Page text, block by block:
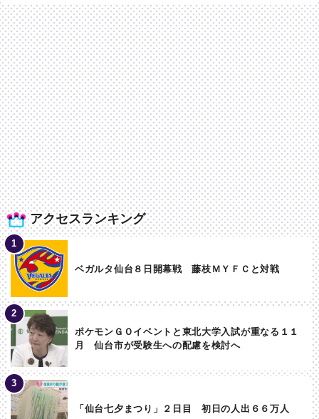
アクセスランキング
ベガルタ仙台８日開幕戦 藤枝ＭＹＦＣと対戦
ポケモンＧＯイベントと東北大学入試が重なる１１
月 仙台市が受験生への配慮を検討へ
「仙台七夕まつり」２日目 初日の人出６６万人